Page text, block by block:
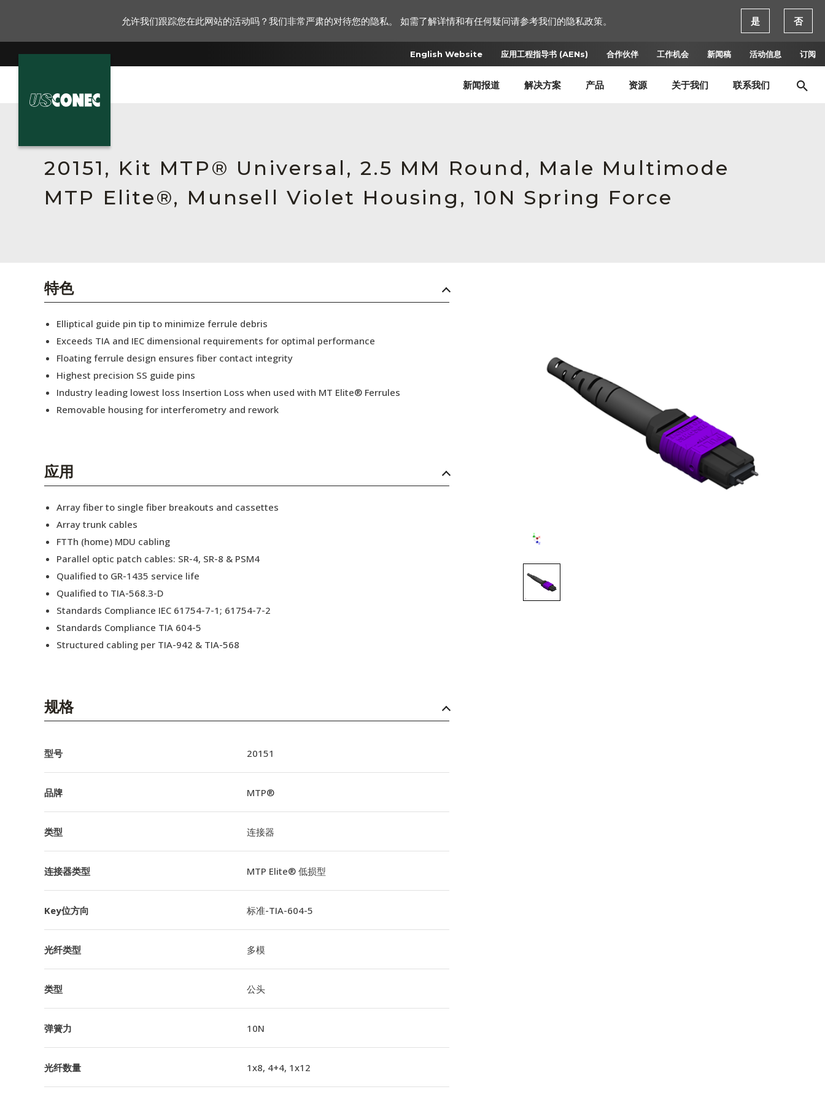
English Website 应用工程指导书 (AENs) 合作伙伴 工作机会 新闻稿 活动信息 订阅
新闻报道 解决方案 产品 资源 关于我们 联系我们
English Website
应用工程指导书 (AENs)
工作机会
活动信息
20151, Kit MTP® Universal, 2.5 MM Round, Male Multimode
MTP Elite®, Munsell Violet Housing, 10N Spring Force
特色
Elliptical guide pin tip to minimize ferrule debris
Exceeds TIA and IEC dimensional requirements for optimal performance
Floating ferrule design ensures fiber contact integrity
Highest precision SS guide pins
Industry leading lowest loss Insertion Loss when used with MT Elite® Ferrules
Removable housing for interferometry and rework
应用
Array fiber to single fiber breakouts and cassettes
Array trunk cables
FTTh (home) MDU cabling
Parallel optic patch cables: SR-4, SR-8 & PSM4
Qualified to GR-1435 service life
Qualified to TIA-568.3-D
Standards Compliance IEC 61754-7-1; 61754-7-2
Standards Compliance TIA 604-5
Structured cabling per TIA-942 & TIA-568
规格
型号 20151
品牌 MTP®
类型 连接器
连接器类型 MTP Elite® 低损型
Key位方向 标准-TIA-604-5
光纤类型 多模
类型 公头
弹簧力 10N
光纤数量 1x8, 4+4, 1x12
允许我们跟踪您在此网站的活动吗？我们非常严肃的对待您的隐私。 如需了解详情和有任何疑问请参考我们的隐私政策。 是 否